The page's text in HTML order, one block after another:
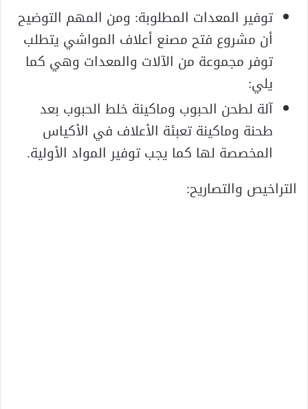
توفير المعدات المطلوبة: ومن المهم التوضيح
أن مشروع فتح مصنع أعلاف المواشي يتطلب
توفر مجموعة من الآلات والمعدات وهي كما
يلي:
آلة لطحن الحبوب وماكينة خلط الحبوب بعد
طحنة وماكينة تعبئة الأعلاف في الأكياس
المخصصة لها كما يجب توفير المواد الأولية.
التراخيص والتصاريح: